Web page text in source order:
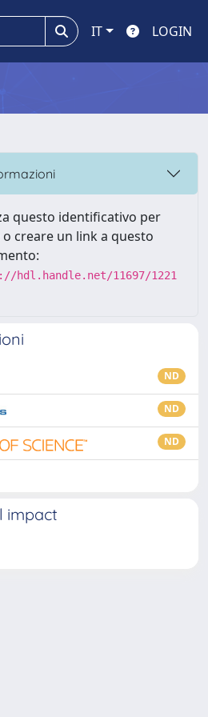
IT LOGIN
questo identificativo per
creare un link a questo
hdl.handle.net/11697/1221
ND
ND
ND
impact